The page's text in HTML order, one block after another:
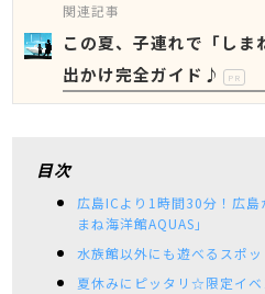
関連記事
この夏、子連れで「しま
出かけ完全ガイド♪
PR
目次
広島ICより1時間30分！広
まね海洋館AQUAS」
水族館以外にも遊べるスポ
夏休みにピッタリ☆限定イベ